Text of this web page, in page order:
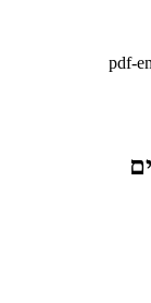
[pdf-